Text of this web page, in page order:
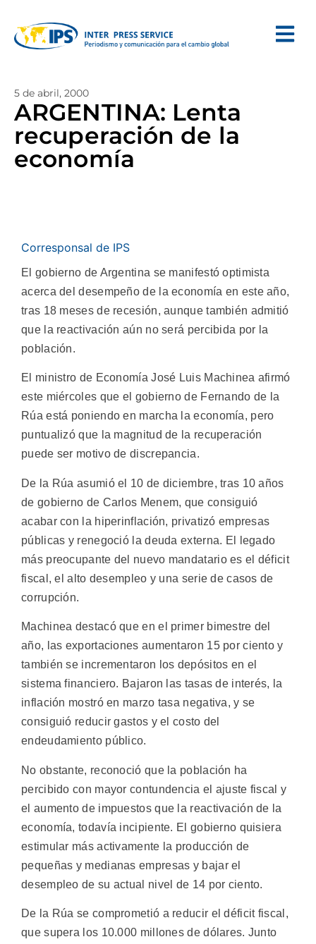
5 de abril, 2000
ARGENTINA: Lenta
recuperación de la
economía
Corresponsal de IPS
El gobierno de Argentina se manifestó optimista
acerca del desempeño de la economía en este año,
tras 18 meses de recesión, aunque también admitió
que la reactivación aún no será percibida por la
población.
El ministro de Economía José Luis Machinea afirmó
este miércoles que el gobierno de Fernando de la
Rúa está poniendo en marcha la economía, pero
puntualizó que la magnitud de la recuperación
puede ser motivo de discrepancia.
De la Rúa asumió el 10 de diciembre, tras 10 años
de gobierno de Carlos Menem, que consiguió
acabar con la hiperinflación, privatizó empresas
públicas y renegoció la deuda externa. El legado
más preocupante del nuevo mandatario es el déficit
fiscal, el alto desempleo y una serie de casos de
corrupción.
Machinea destacó que en el primer bimestre del
año, las exportaciones aumentaron 15 por ciento y
también se incrementaron los depósitos en el
sistema financiero. Bajaron las tasas de interés, la
inflación mostró en marzo tasa negativa, y se
consiguió reducir gastos y el costo del
endeudamiento público.
No obstante, reconoció que la población ha
percibido con mayor contundencia el ajuste fiscal y
el aumento de impuestos que la reactivación de la
economía, todavía incipiente. El gobierno quisiera
estimular más activamente la producción de
pequeñas y medianas empresas y bajar el
desempleo de su actual nivel de 14 por ciento.
De la Rúa se comprometió a reducir el déficit fiscal,
que supera los 10.000 millones de dólares. Junto